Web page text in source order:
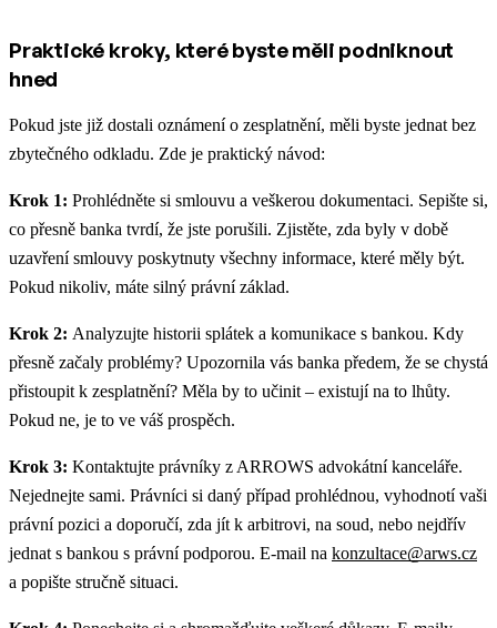
Praktické kroky, které byste měli podniknout
hned
Pokud jste již dostali oznámení o zesplatnění, měli byste jednat bez
zbytečného odkladu. Zde je praktický návod:
Krok 1: Prohlédněte si smlouvu a veškerou dokumentaci. Sepište si,
co přesně banka tvrdí, že jste porušili. Zjistěte, zda byly v době
uzavření smlouvy poskytnuty všechny informace, které měly být.
Pokud nikoliv, máte silný právní základ.
Krok 2: Analyzujte historii splátek a komunikace s bankou. Kdy
přesně začaly problémy? Upozornila vás banka předem, že se chystá
přistoupit k zesplatnění? Měla by to učinit – existují na to lhůty.
Pokud ne, je to ve váš prospěch.
Krok 3: Kontaktujte právníky z ARROWS advokátní kanceláře.
Nejednejte sami. Právníci si daný případ prohlédnou, vyhodnotí vaši
právní pozici a doporučí, zda jít k arbitrovi, na soud, nebo nejdřív
jednat s bankou s právní podporou. E-mail na konzultace@arws.cz
a popište stručně situaci.